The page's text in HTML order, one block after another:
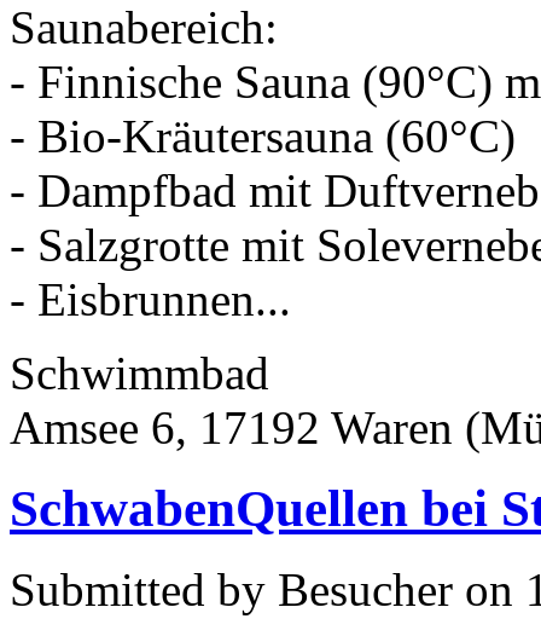
Saunabereich:
- Finnische Sauna (90°C)
- Bio-Kräutersauna (60°C)
- Dampfbad mit
- Salzgrotte mit
- Eisbrunnen...
Schwimmbad
Amsee 6, 17192 Waren
SchwabenQuellen bei
Submitted by Besucher on